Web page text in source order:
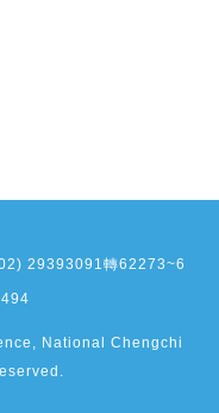
29393091轉62273~6
National Chengchi